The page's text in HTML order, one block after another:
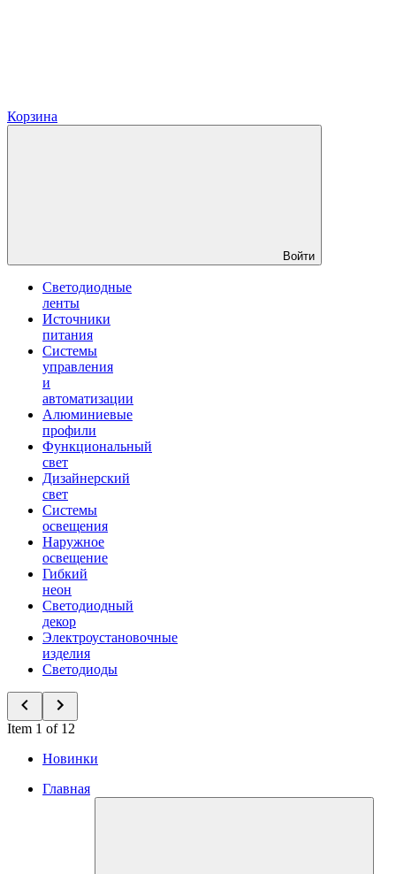
Корзина
Войти
Светодиодные
ленты
Источники
питания
Системы
управления
и
автоматизации
Алюминиевые
профили
Функциональный
свет
Дизайнерский
свет
Системы
освещения
Наружное
освещение
Гибкий
неон
Светодиодный
декор
Электроустановочные
изделия
Светодиоды
Item 1 of 12
Новинки
Главная